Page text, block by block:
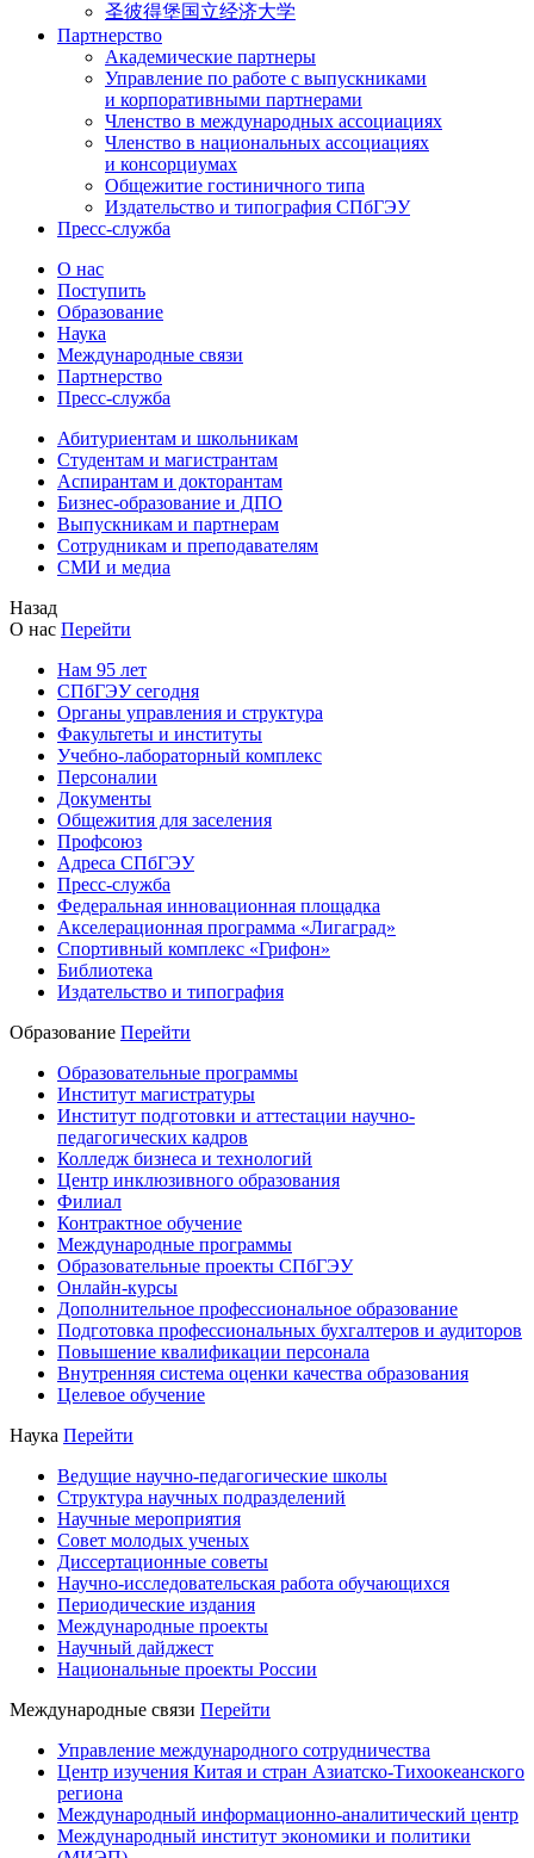
圣彼得堡国立经济大学
Партнерство
Академические партнеры
Управление по работе с выпускниками
и корпоративными партнерами
Членство в международных ассоциациях
Членство в национальных ассоциациях
и консорциумах
Общежитие гостиничного типа
Издательство и типография СПбГЭУ
Пресс-служба
О нас
Поступить
Образование
Наука
Международные связи
Партнерство
Пресс-служба
Абитуриентам и школьникам
Студентам и магистрантам
Аспирантам и докторантам
Бизнес-образование и ДПО
Выпускникам и партнерам
Сотрудникам и преподавателям
СМИ и медиа
Назад
О нас Перейти
Нам 95 лет
СПбГЭУ сегодня
Органы управления и структура
Факультеты и институты
Учебно-лабораторный комплекс
Персоналии
Документы
Общежития для заселения
Профсоюз
Адреса СПбГЭУ
Пресс-служба
Федеральная инновационная площадка
Акселерационная программа «Лигаград»­­
Спортивный комплекс «Грифон»
Библиотека
Издательство и типография
Образование Перейти
Образовательные программы
Институт магистратуры
Институт подготовки и аттестации научно-
педагогических кадров
Колледж бизнеса и технологий
Центр инклюзивного образования
Филиал
Контрактное обучение
Международные программы
Образовательные проекты СПбГЭУ
Онлайн-курсы
Дополнительное профессиональное образование
Подготовка профессиональных бухгалтеров и аудиторов
Повышение квалификации персонала
Внутренняя система оценки качества образования
Целевое обучение
Наука Перейти
Ведущие научно-педагогические школы
Структура научных подразделений
Научные мероприятия
Совет молодых ученых
Диссертационные советы
Научно-исследовательская работа обучающихся
Периодические издания
Международные проекты
Научный дайджест
Национальные проекты России
Международные связи Перейти
Управление международного сотрудничества
Центр изучения Китая и стран Азиатско-Тихоокеанского
региона
Международный информационно-аналитический центр
Международный институт экономики и политики